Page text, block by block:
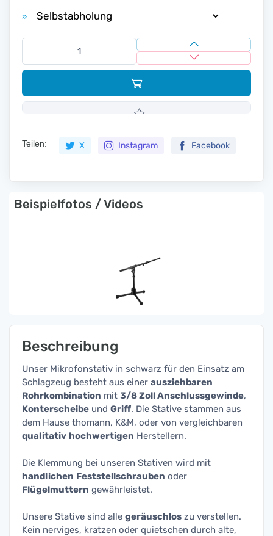
»
Teilen: X Instagram Facebook
Beispielfotos / Videos
Beschreibung
Unser Mikrofonstativ in schwarz für den Einsatz am
Schlagzeug besteht aus einer ausziehbaren
Rohrkombination mit 3/8 Zoll Anschlussgewinde,
Konterscheibe und Griff. Die Stative stammen aus
dem Hause thomann, K&M, oder von vergleichbaren
qualitativ hochwertigen Herstellern.
Die Klemmung bei unseren Stativen wird mit
handlichen Feststellschrauben oder
Flügelmuttern gewährleistet.
Unsere Stative sind alle geräuschlos zu verstellen.
Kein nerviges, kratzen oder quietschen durch alte,